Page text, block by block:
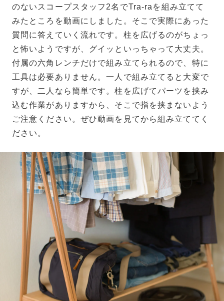
のないスコープスタッフ2名でTra-raを組み立てて
みたところを動画にしました。そこで実際にあった
質問に答えていく流れです。柱を広げるのがちょっ
と怖いようですが、グイッといっちゃって大丈夫。
付属の六角レンチだけで組み立てられるので、特に
工具は必要ありません。一人で組み立てると大変で
すが、二人なら簡単です。柱を広げてパーツを挟み
込む作業がありますから、そこで指を挟まないよう
ご注意ください。ぜひ動画を見てから組み立ててく
ださい。